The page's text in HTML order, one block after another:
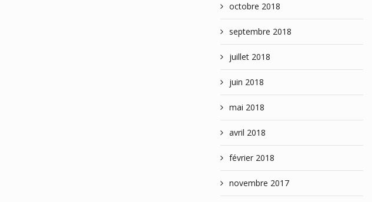
octobre 2018
septembre 2018
juillet 2018
juin 2018
mai 2018
avril 2018
février 2018
novembre 2017